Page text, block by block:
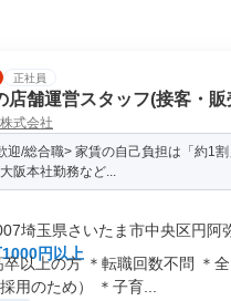
正社員
店舗運営スタッフ(接客・販
式会社
迎/総合職> 家賃の自己負担は「約1
阪本社勤務など...
埼玉県さいたま市中央区円阿
円以上
卒以上の方 ＊転職回数不問 ＊
採用のため） ＊子育...